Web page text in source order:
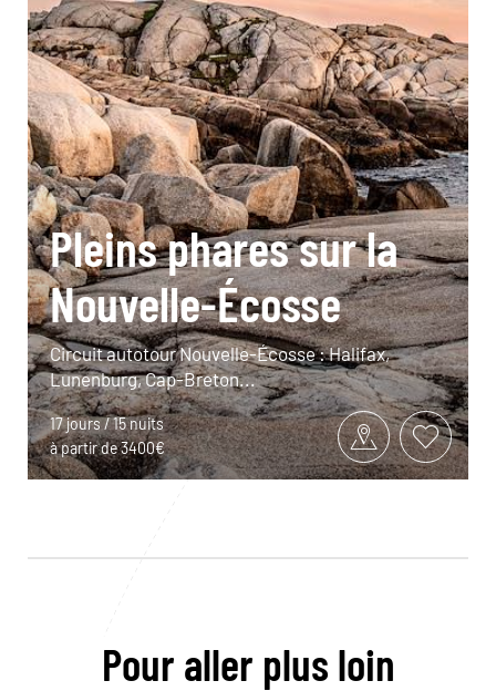
Pleins phares sur la
Nouvelle-Écosse
Circuit autotour Nouvelle-Écosse : Halifax,
Lunenburg, Cap-Breton...
17 jours / 15 nuits
à partir de 3400€
Pour aller plus loin